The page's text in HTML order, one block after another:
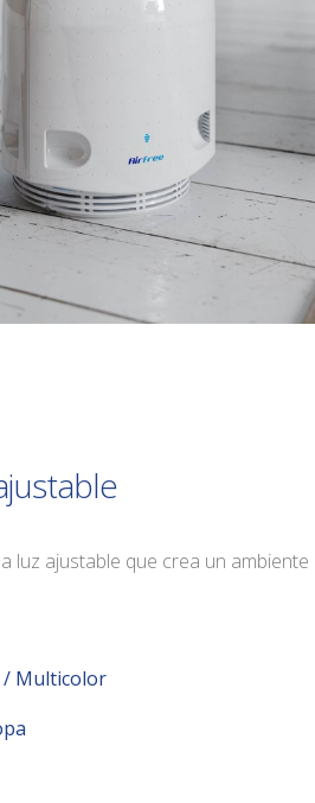
luz ajustable que crea un ambiente
/ Multicolor